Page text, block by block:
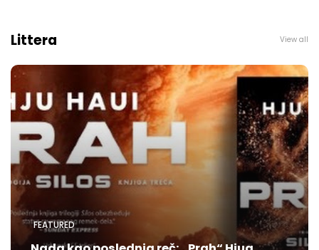
Littera View all
FEATURED